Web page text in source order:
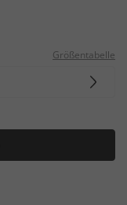
Größentabelle